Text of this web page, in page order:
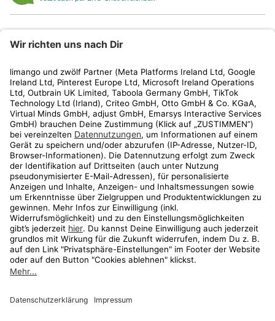
Kundenservice
Shop
Aktionen
Travel